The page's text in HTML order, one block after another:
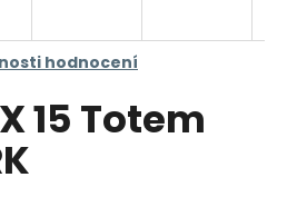
hodnocení
15 Totem